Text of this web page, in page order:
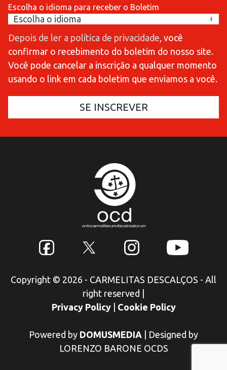
Escolha o idioma para receber o Boletim
Depois de ler a política de privacidade , você
confirmar o recebimento do boletim do nosso site.
Você pode cancelar a inscrição a qualquer momento
usando o link em cada boletim que enviamos a você.
Copyright © 2026 - CARMELITAS DESCALÇOS - All
right reserved
Privacy Policy
Cookie Policy
Powered by DOMUSMEDIA
Designed by
LORENZO BARONE OCDS